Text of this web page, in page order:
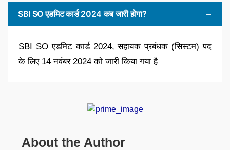
SBI SO एडमिट कार्ड 2024 कब जारी होगा?
SBI SO एडमिट कार्ड 2024, सहायक प्रबंधक (सिस्टम) पद
के लिए 14 नवंबर 2024 को जारी किया गया है
About the Author